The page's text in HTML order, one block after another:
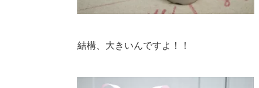
結構、大きいんですよ！！